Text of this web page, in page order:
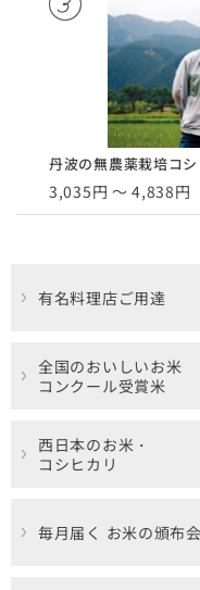
丹波の無農薬栽培コ
3,035円 ～ 4,838円
有名料理店ご用達
全国のおいしいお米
コンクール受賞米
西日本のお米・
コシヒカリ
毎月届く お米の頒布会